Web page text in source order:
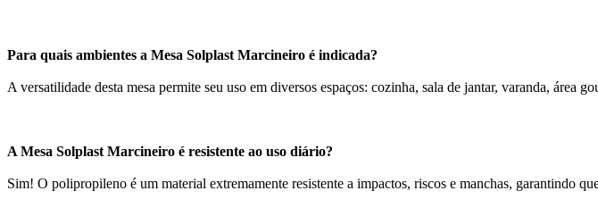
Para quais ambientes a Mesa Solplast Marcineiro é indicada?
A versatilidade desta mesa permite seu uso em diversos espaços: cozinha, sala de jantar, varanda, área
A Mesa Solplast Marcineiro é resistente ao uso diário?
Sim! O polipropileno é um material extremamente resistente a impactos, riscos e manchas, garantindo